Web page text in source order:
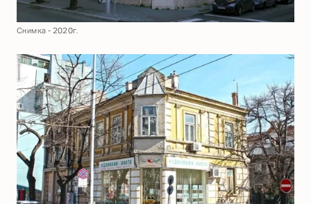
Снимка - 2020г.